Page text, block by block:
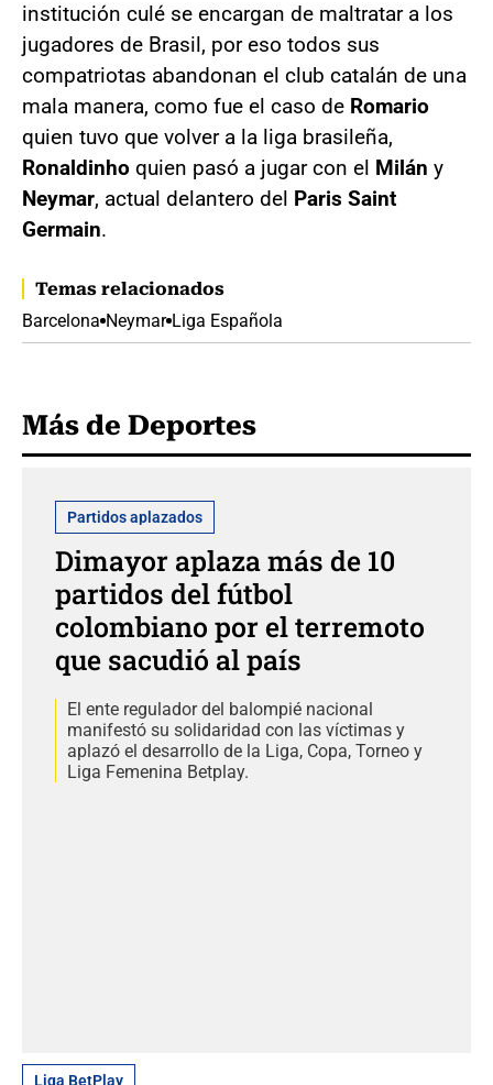
institución culé se encargan de maltratar a los
jugadores de Brasil, por eso todos sus
compatriotas abandonan el club catalán de una
mala manera, como fue el caso de Romario
quien tuvo que volver a la liga brasileña,
Ronaldinho quien pasó a jugar con el Milán y
Neymar, actual delantero del Paris Saint
Germain.
Temas relacionados
Barcelona Neymar Liga Española
Más de Deportes
Partidos aplazados
Dimayor aplaza más de 10
partidos del fútbol
colombiano por el terremoto
que sacudió al país
El ente regulador del balompié nacional
manifestó su solidaridad con las víctimas y
aplazó el desarrollo de la Liga, Copa, Torneo y
Liga Femenina Betplay.
Liga BetPlay